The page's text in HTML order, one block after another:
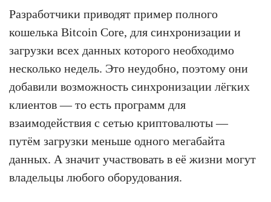
Разработчики приводят пример полного
кошелька Bitcoin Core, для синхронизации и
загрузки всех данных которого необходимо
несколько недель. Это неудобно, поэтому они
добавили возможность синхронизации лёгких
клиентов — то есть программ для
взаимодействия с сетью криптовалюты —
путём загрузки меньше одного мегабайта
данных. А значит участвовать в её жизни могут
владельцы любого оборудования.